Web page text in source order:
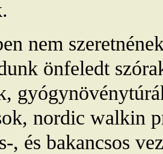
nem
önfeledt
nordic walkin
, és bakancsos